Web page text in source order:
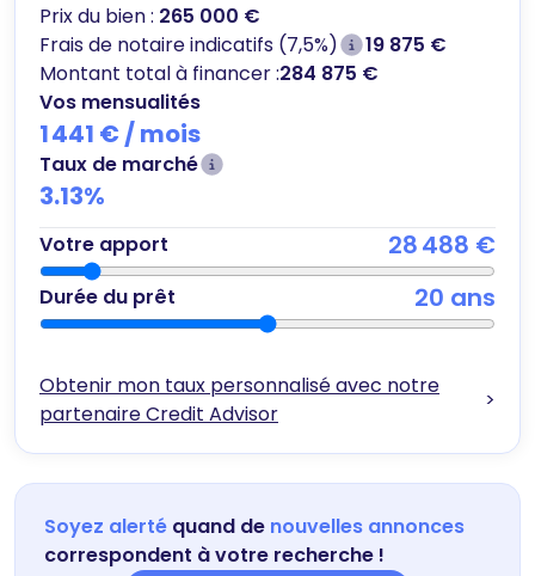
Prix du bien : 265 000 €
Frais de notaire indicatifs (7,5%)
19 875 €
Montant total à financer :284 875 €
Vos mensualités
1 441 € / mois
Taux de marché
3.13%
Votre apport 28 488 €
Durée du prêt 20 ans
Obtenir mon taux personnalisé avec notre
partenaire Credit Advisor
>
Soyez alerté quand de nouvelles annonces
correspondent à votre recherche !